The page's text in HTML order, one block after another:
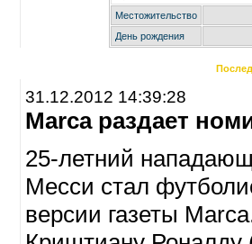
Местожительство
День рождения
31.12.2012 14:39:28
Marca раздает
25-летний
Месси стал
версии газеты